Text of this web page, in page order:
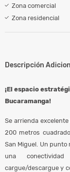
Zona comercial
Zona residencial
Descripción
¡El espacio
Bucaramanga!
Se arrienda
200 metros
San Miguel. Un punto
una
cargue/descargue y